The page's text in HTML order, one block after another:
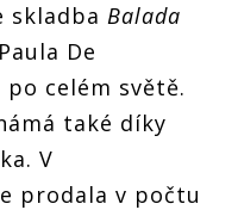
skladba Balada
De
celém světě.
také díky
V
prodala v počtu